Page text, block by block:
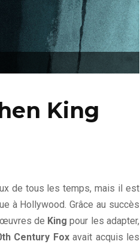
King
de tous les temps, mais il est
à Hollywood. Grâce au succès
de King pour les adapter,
Century Foxavait acquis les